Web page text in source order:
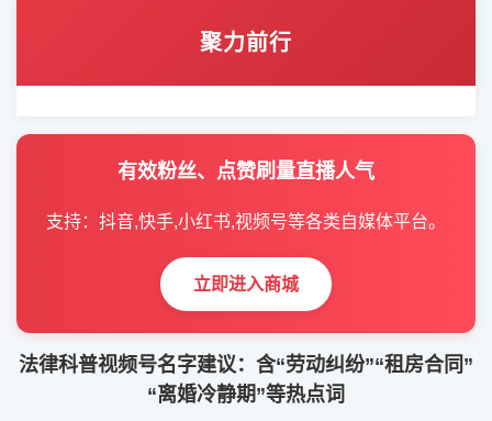
聚力前行
有效粉丝、点赞刷量直播人气
支持：抖音,快手,小红书,视频号等各类自媒体平台。
立即进入商城
法律科普视频号名字建议：含“劳动纠纷”“租房合同”
“离婚冷静期”等热点词